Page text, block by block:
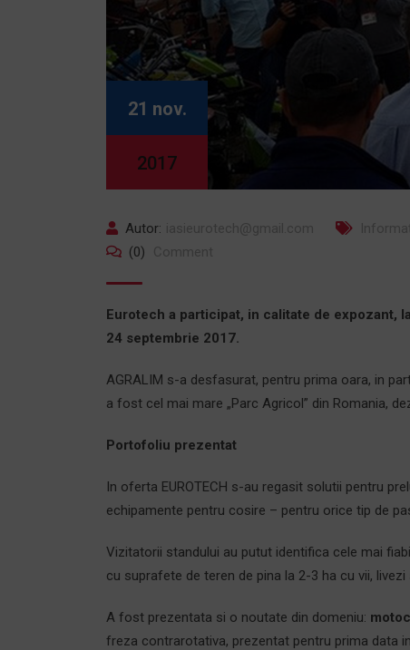
21 nov.
2017
Autor:
(0)
Eurotech a participat, in calitate de expozant,
24 septembrie 2017.
AGRALIM s-a desfasurat, pentru prima oara, in
a fost cel mai mare „Parc Agricol” din Romania,
Portofoliu prezentat
In oferta EUROTECH s-au regasit solutii pentru
echipamente pentru cosire – pentru orice tip de
Vizitatorii standului au putut identifica cele mai
cu suprafete de teren de pina la 2-3 ha cu vii,
A fost prezentata si o noutate din domeniu:
freza contrarotativa, prezentat pentru prima data